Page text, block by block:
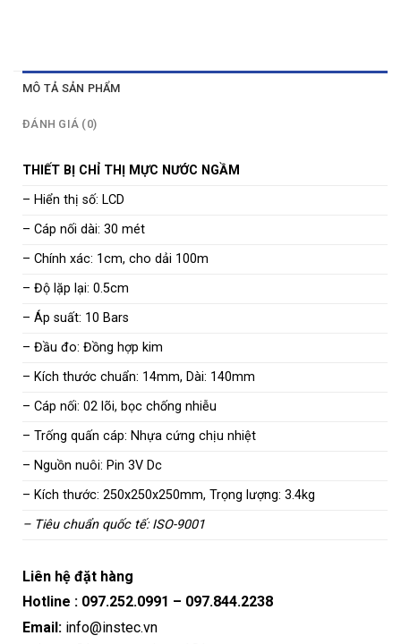
MÔ TẢ SẢN PHẨM
ĐÁNH GIÁ (0)
THIẾT BỊ CHỈ THỊ MỰC NƯỚC NGẦM
– Hiển thị số: LCD
– Cáp nối dài: 30 mét
– Chính xác: 1cm, cho dải 100m
– Độ lặp lại: 0.5cm
– Áp suất: 10 Bars
– Đầu đo: Đồng hợp kim
– Kích thước chuẩn: 14mm, Dài: 140mm
– Cáp nối: 02 lõi, bọc chống nhiễu
– Trống quấn cáp: Nhựa cứng chịu nhiệt
– Nguồn nuôi: Pin 3V Dc
– Kích thước: 250x250x250mm, Trọng lượng: 3.4kg
– Tiêu chuẩn quốc tế: ISO-9001
Liên hệ đặt hàng
Hotline : 097.252.0991 – 097.844.2238
Email: info@instec.vn